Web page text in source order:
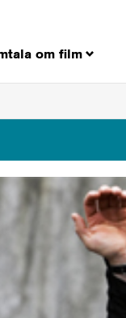
om film